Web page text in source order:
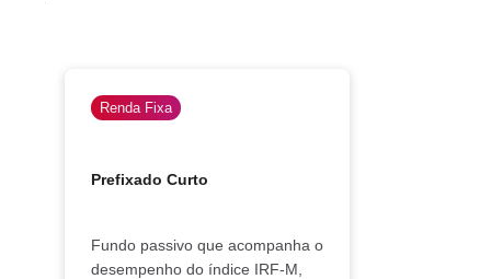
Renda Fixa
Prefixado Curto
Fundo passivo que acompanha o
desempenho do índice IRF-M,